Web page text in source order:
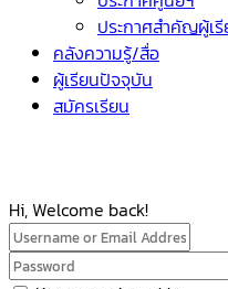
ประกาศสำคัญผู้เ
คลังความรู้/สื่อ
ผู้เรียนปัจจุบัน
สมัครเรียน
Hi, Welcome back!